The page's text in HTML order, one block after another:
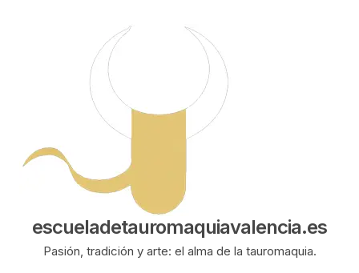
escueladetauromaquiavalencia.es
Pasión, tradición y arte: el alma de la tauromaquia.